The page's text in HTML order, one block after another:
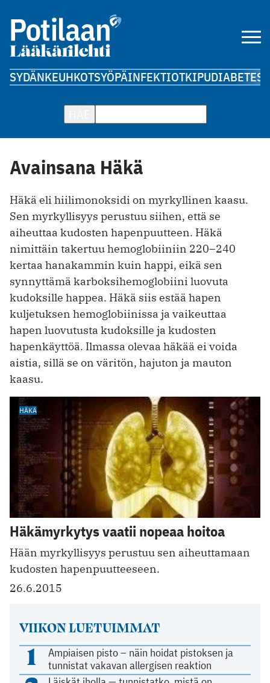
SYDÄNKEUHKOTSYÖPÄINFEKTIOTKIPUDIABETES
Avainsana Häkä
Häkä eli hiilimonoksidi on myrkyllinen kaasu.
Sen myrkyllisyys perustuu siihen, että se
aiheuttaa kudosten hapenpuutteen. Häkä
nimittäin takertuu hemoglobiiniin 220–240
kertaa hanakammin kuin happi, eikä sen
synnyttämä karboksihemoglobiini luovuta
kudoksille happea. Häkä siis estää hapen
kuljetuksen hemoglobiinissa ja vaikeuttaa
hapen luovutusta kudoksille ja kudosten
hapenkäyttöä. Ilmassa olevaa häkää ei voida
aistia, sillä se on väritön, hajuton ja mauton
kaasu.
HÄKÄ
Häkämyrkytys vaatii nopeaa hoitoa
Hään myrkyllisyys perustuu sen aiheuttamaan
kudosten hapenpuutteeseen.
26.6.2015
VIIKON LUETUIMMAT
1
Ampiaisen pisto – näin hoidat pistoksen ja
tunnistat vakavan allergisen reaktion